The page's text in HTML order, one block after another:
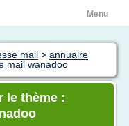
Menu
mail > annuaire
mail wanadoo
le thème :